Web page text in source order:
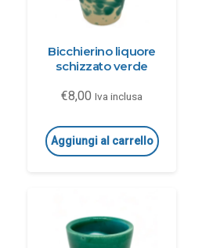
Bicchierino liquore
schizzato verde
€8,00 Iva inclusa
Aggiungi al carrello